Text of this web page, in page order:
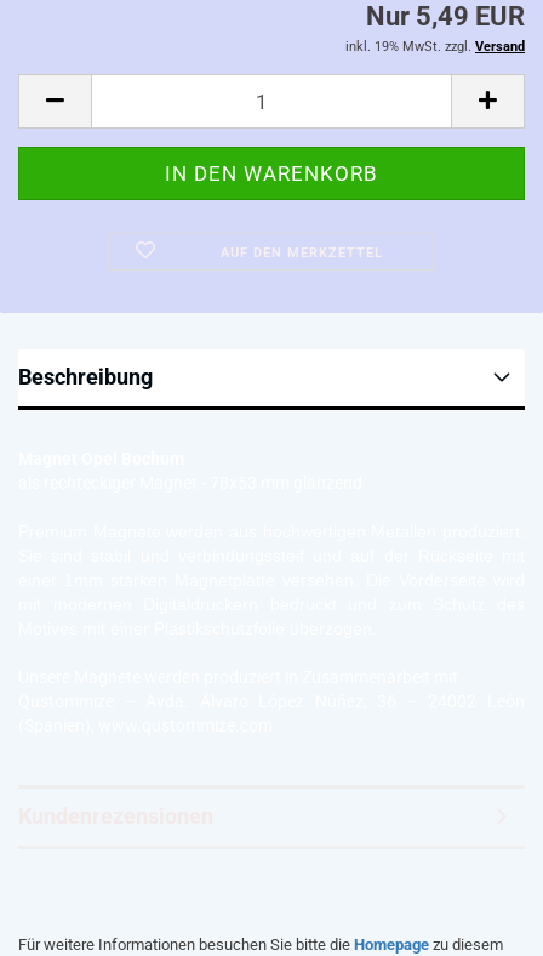
Nur 5,49 EUR
inkl. 19% MwSt. zzgl. Versand
AUF DEN MERKZETTEL
Beschreibung
Für weitere Informationen besuchen Sie bitte die Homepage zu diesem